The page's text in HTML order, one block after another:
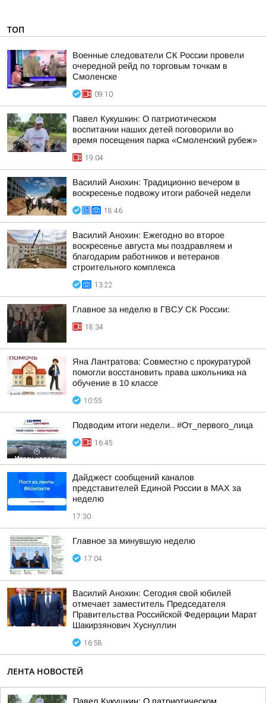
ТОП
Военные следователи СК России провели
очередной рейд по торговым точкам в
Смоленске
09:10
Павел Кукушкин: О патриотическом
воспитании наших детей поговорили во
время посещения парка «Смоленский рубеж»
19:04
Василий Анохин: Традиционно вечером в
воскресенье подвожу итоги рабочей недели
18:46
Василий Анохин: Ежегодно во второе
воскресенье августа мы поздравляем и
благодарим работников и ветеранов
строительного комплекса
13:22
Главное за неделю в ГВСУ СК России:
18:34
Яна Лантратова: Совместно с прокуратурой
помогли восстановить права школьника на
обучение в 10 классе
10:55
Подводим итоги недели.. #От_первого_лица
16:45
Дайджест сообщений каналов
представителей Единой России в МАХ за
неделю
17:30
Главное за минувшую неделю
17:04
Василий Анохин: Сегодня свой юбилей
отмечает заместитель Председателя
Правительства Российской Федерации Марат
Шакирзянович Хуснуллин
16:58
ЛЕНТА НОВОСТЕЙ